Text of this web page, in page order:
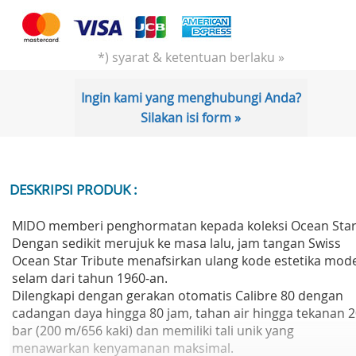
*) syarat & ketentuan berlaku »
Ingin kami yang menghubungi Anda?
Silakan isi form »
DESKRIPSI PRODUK :
MIDO memberi penghormatan kepada koleksi Ocean
Dengan sedikit merujuk ke masa lalu, jam tangan Swiss
Ocean Star Tribute menafsirkan ulang kode estetika
selam dari tahun 1960-an.
Dilengkapi dengan gerakan otomatis Calibre 80 dengan
cadangan daya hingga 80 jam, tahan air hingga tekanan
bar (200 m/656 kaki) dan memiliki tali unik yang
menawarkan kenyamanan maksimal.